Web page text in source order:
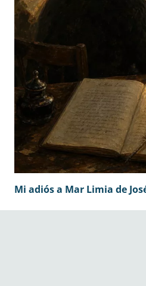
Mi adiós a Mar Limia de